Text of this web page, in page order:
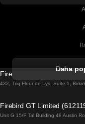
Daha
Firebird GT Limited (OC
432, Triq Fleur de Lys, Suite 1,
Firebird GT Limited
Unit G 15/F Tal Building 49 Austin